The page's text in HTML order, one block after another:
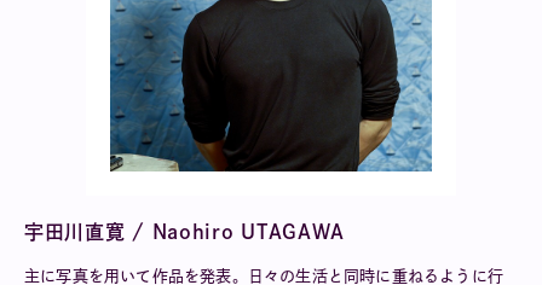
宇田川直寛 / Naohiro UTAGAWA
主に写真を用いて作品を発表。日々の生活と同時に重ねるように行